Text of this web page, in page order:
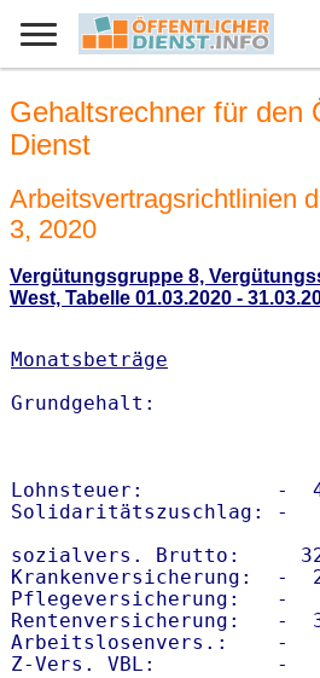
Gehaltsrechner für den
Dienst
Arbeitsvertragsrichtlinien
3, 2020
Vergütungsgruppe 8,
West, Tabelle 01.03.2020 -
Monatsbeträge
Lohnsteuer:           -
Solidaritätszuschlag: -
sozialvers. Brutto:
Krankenversicherung:  -
Pflegeversicherung:   -
Rentenversicherung:   -
Arbeitslosenvers.:    -
Z-Vers. VBL:          -